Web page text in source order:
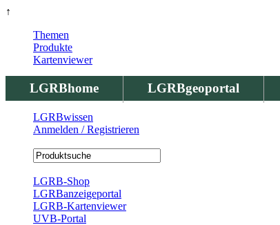
↑
LGRBhome LGRBgeoportal
Themen
Produkte
Kartenviewer
LGRBwissen
Anmelden / Registrieren
LGRB-Shop
LGRBanzeigeportal
LGRB-Kartenviewer
UVB-Portal